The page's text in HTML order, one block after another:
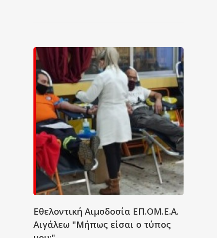
Εθελοντική Αιμοδοσία ΕΠ.ΟΜ.Ε.Α.
Αιγάλεω "Μήπως είσαι ο τύπος